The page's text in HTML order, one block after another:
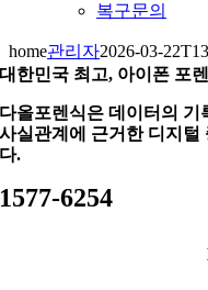
복구문의
home관리자2026-03-
대한민국 최고, 아이폰 포
다올포렌식은 데이터의 기
사실관계에 근거한 디지털
다.
1577-6254